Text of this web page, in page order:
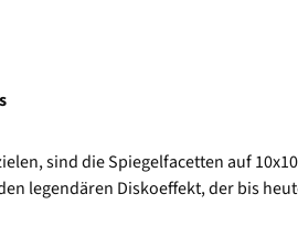
sind die Spiegelfacetten auf
legendären Diskoeffekt, der bis